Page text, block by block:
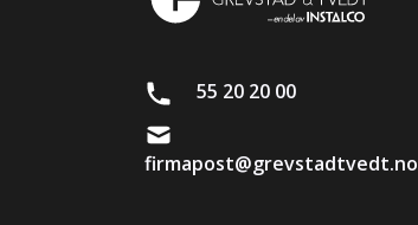
55 20 20 00
firmapost@grevstadtvedt.no